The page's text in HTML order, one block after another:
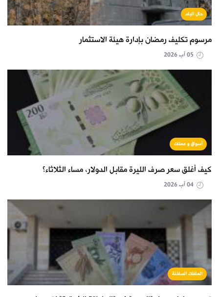
حال البلد
مرسوم تكليف رمضان بإدارة هيئة الاستثمار
أسواق و عملات
كيف أغلق سعر صرف الليرة مقابل الدولار، مساء الثلاثاء؟
الملفات الساخنة